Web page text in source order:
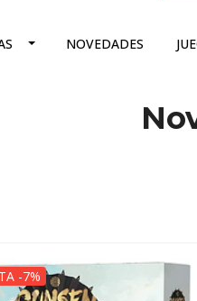
NOVEDADES
-7%